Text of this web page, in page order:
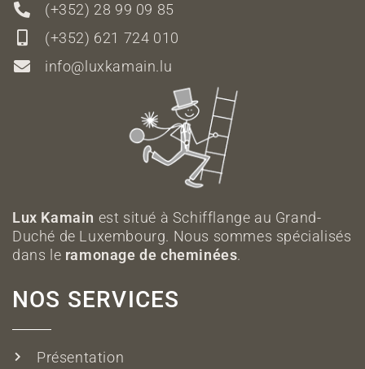
(+352) 28 99 09 85
(+352) 621 724 010
info@luxkamain.lu
Lux Kamain est situé à Schifflange au Grand-
Duché de Luxembourg. Nous sommes spécialisés
dans le ramonage de cheminées.
NOS SERVICES
Présentation